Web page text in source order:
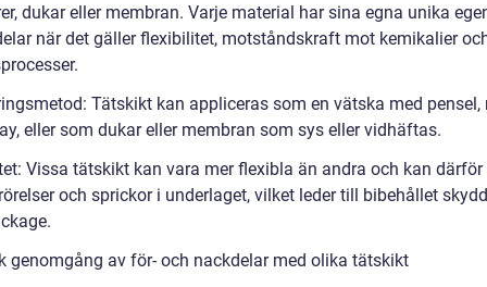
dukar eller membran. Varje material har sina egna unika
när det gäller flexibilitet, motståndskraft mot kemikalier
Tätskikt kan appliceras som en vätska med pensel,
eller som dukar eller membran som sys eller vidhäftas.
Vissa tätskikt kan vara mer flexibla än andra och kan därför
och sprickor i underlaget, vilket leder till bibehållet
genomgång av för- och nackdelar med olika tätskikt